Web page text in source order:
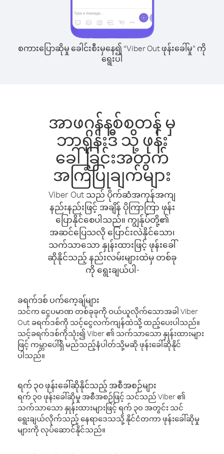
စကားပြောဆိုမှု ခေါင်းစီးမှနေ၍ “Viber Out ဖုန်းခေါ်မှု” ကို
ရွေးပါ
အာဖဂ္ဂန်နစ်စတန် မှ
ဘာရုန်းဒီ သို့ ဖုန်း
ခေါ်ခြင်းအတွက်
အကြံပြုချက်များ
Viber Out သည် ပိုက်ဆံအကုန်အကျ
နည်းနည်းဖြင့် အချိန် ပိုကြာကြာ ဖုန်း
ပြောနိုင်စေပါသည်။ ကျွန်ုပ်တို့၏
အဆင်ပြေသလို ပြောင်းလဲနိုင်သော၊
သက်သာသော နှုန်းထားဖြင့် ဖုန်းခေါ်
ဆိုနိုင်သည့် နည်းလမ်းများထဲမှ တစ်ခု
ကို ရွေးချယ်ပါ-
ခရက်ဒစ် ပက်ကေ့ချ်များ
သင်က ငွေပမာဏ တစ်ခုခုကို ဝယ်ယူလိုက်သောအခါ Viber
Out ခရက်ဒစ်ကို သင့်ငွေလက်ကျန်ထဲသို့ ထည့်ပေးပါသည်။
သင့်ခရက်ဒစ်ကိုသုံး၍ Viber ၏ သက်သာသော နှုန်းထားများ
ဖြင့် ကမ္ဘာပေါ်ရှိ မည်သည့်နံပါတ်သို့မဆို ဖုန်းခေါ်ဆိုနိုင်
ပါသည်။
ရက် ၃၀ ဖုန်းခေါ်ဆိုနိုင်သည့် အစီအစဉ်များ
ရက် ၃၀ ဖုန်းခေါ်ဆိုမှု အစီအစဉ်ဖြင့် သင်သည် Viber ၏
သက်သာသော နှုန်းထားများဖြင့် ရက် ၃၀ အတွင်း သင်
ရွေးချယ်လိုက်သည့် နေရာဒေသသို့ နိုင်ငံတကာ ဖုန်းခေါ်ဆိုမှု
များကို လုပ်ဆောင်နိုင်သည်။